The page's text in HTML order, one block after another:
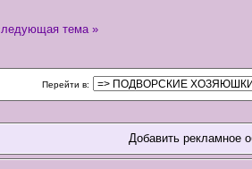
тема »
Перейти в:
Добавить рекламное